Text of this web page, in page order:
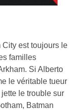
City est toujours le
familles
Si Alberto
le véritable tueur
le trouble sur
Batman